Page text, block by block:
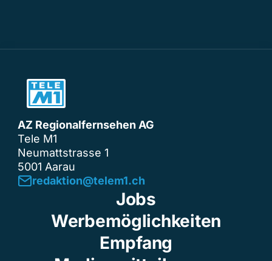
AZ Regionalfernsehen AG
Tele M1
Neumattstrasse 1
5001 Aarau
redaktion@telem1.ch
Jobs
Werbemöglichkeiten
Empfang